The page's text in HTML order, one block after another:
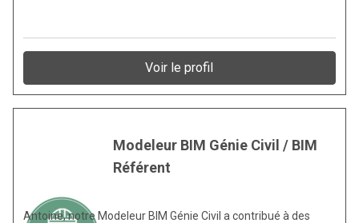
Voir le profil
Modeleur BIM Génie Civil / BIM
Référent
Antoine, notre Modeleur BIM Génie Civil a contribué à des